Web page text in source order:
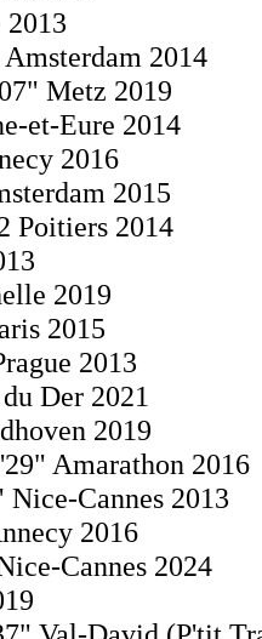
2013
2014
Metz 2019
et-Eure 2014
2016
2015
Poitiers 2014
2019
2015
2013
Der 2021
2019
Amarathon 2016
Nice-Cannes 2013
2016
Cannes 2024